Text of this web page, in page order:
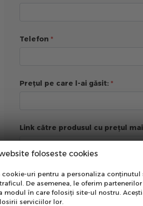
Telefon
Prețul pe care l-ai găsit:
Link către produsul cu prețul
Comentarii suplimentare
foloseste cookies
cookie-uri pentru a personaliza
De asemenea, le oferim
modul în care folosiți site-ul nostru.
serviciilor lor.
Abonare Newsletter
Abonează-te la newsletter
pentru a primi cele mai noi